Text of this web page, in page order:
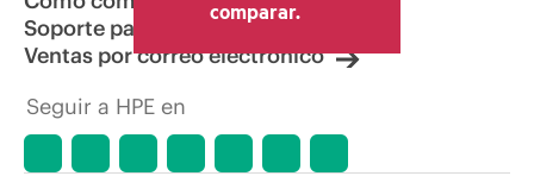
comparar.
Soporte para productos
Ventas por correo electrónico
Seguir a HPE en